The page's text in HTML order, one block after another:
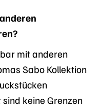
mit anderen
Sabo Kollektion
keine Grenzen